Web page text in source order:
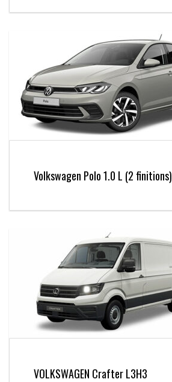
Volkswagen Polo 1.0 L (2 finitions)
VOLKSWAGEN Crafter L3H3